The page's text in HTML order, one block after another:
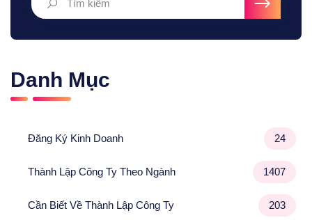
Danh Mục
Đăng Ký Kinh Doanh 24
Thành Lập Công Ty Theo Ngành 1407
Cần Biết Về Thành Lập Công Ty 203